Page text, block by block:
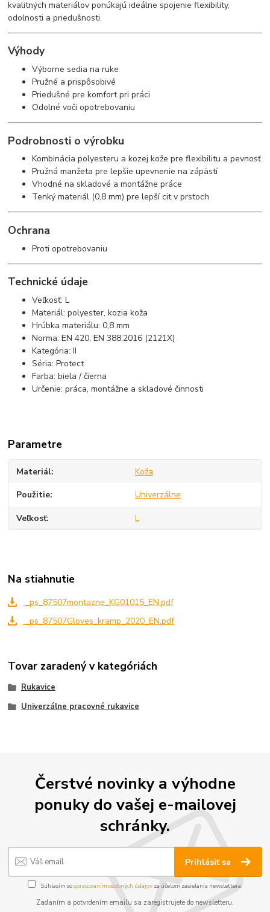
kvalitných materiálov ponúkajú ideálne spojenie flexibility,
odolnosti a priedušnosti.
Výhody
Výborne sedia na ruke
Pružné a prispôsobivé
Priedušné pre komfort pri práci
Odolné voči opotrebovaniu
Podrobnosti o výrobku
Kombinácia polyesteru a kozej kože pre flexibilitu a pevnosť
Pružná manžeta pre lepšie upevnenie na zápästí
Vhodné na skladové a montážne práce
Tenký materiál (0,8 mm) pre lepší cit v prstoch
Ochrana
Proti opotrebovaniu
Technické údaje
Veľkosť: L
Materiál: polyester, kozia koža
Hrúbka materiálu: 0,8 mm
Norma: EN 420, EN 388:2016 (2121X)
Kategória: II
Séria: Protect
Farba: biela / čierna
Určenie: práca, montážne a skladové činnosti
Parametre
Materiál Koža
Použitie Univerzálne
Veľkosť L
Na stiahnutie
_ps_87507montazne_KG01015_EN.pdf
_ps_87507Gloves_kramp_2020_EN.pdf
Tovar zaradený v kategóriách
Rukavice
Univerzálne pracovné rukavice
Čerstvé novinky a výhodne
ponuky do vašej e-mailovej
schránky.
Prihlásiť sa
Súhlasím sospracovaním osobných údajov za účelom zasielania newslettera.
Zadaním a potvrdením emailu sa zaregistrujete do newsletteru.